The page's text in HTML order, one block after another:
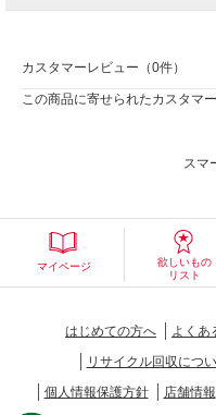
カスタマーレビュー（0件）
この商品に寄せられたカスタマ
スマ
マイページ
欲しいもの
リスト
はじめての方へ よくあ
リサイクル回収につ
個人情報保護方針
店舗情報